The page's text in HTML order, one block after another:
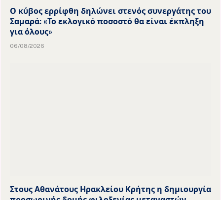
Ο κύβος ερρίφθη δηλώνει στενός συνεργάτης του
Σαμαρά: «Το εκλογικό ποσοστό θα είναι έκπληξη
για όλους»
06/08/2026
Στους Αθανάτους Ηρακλείου Κρήτης η δημιουργία